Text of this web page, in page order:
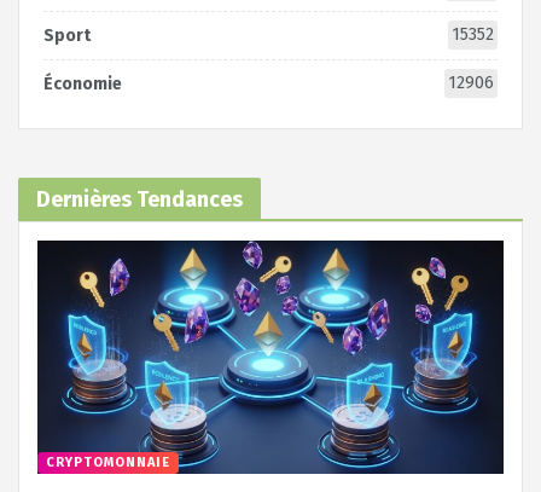
Sport 15352
Économie 12906
Dernières Tendances
CRYPTOMONNAIE